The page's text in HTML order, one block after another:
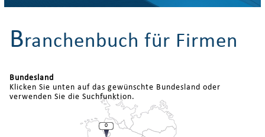
Branchenbuch für Firmen
Bundesland
Klicken Sie unten auf das gewünschte Bundesland oder
verwenden Sie die Suchfunktion.
0